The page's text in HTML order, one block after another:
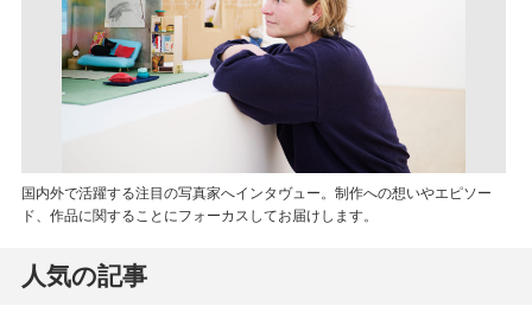
国内外で活躍する注目の写真家へインタヴュー。制作への想いやエピソー
ド、作品に関することにフォーカスしてお届けします。
人気の記事